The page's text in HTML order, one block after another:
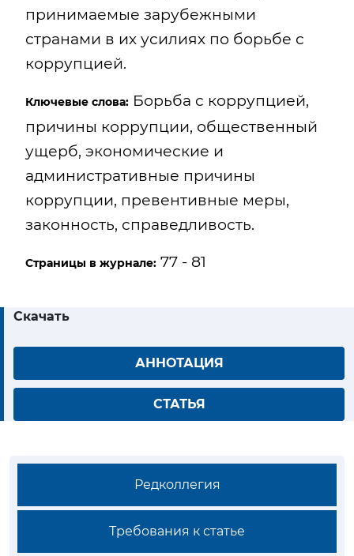
принимаемые зарубежными
странами в их усилиях по борьбе с
коррупцией.
Ключевые слова: Борьба с коррупцией,
причины коррупции, общественный
ущерб, экономические и
административные причины
коррупции, превентивные меры,
законность, справедливость.
Страницы в журнале: 77 - 81
Скачать
АННОТАЦИЯ
СТАТЬЯ
Редколлегия
Требования к статье